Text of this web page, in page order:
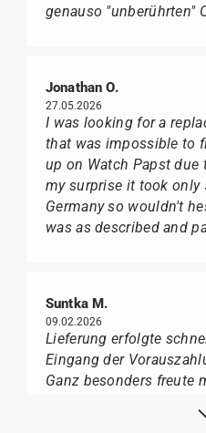
genauso "unberührten"
Jonathan O.
27.05.2026
I was looking for a
that was impossible to
up on Watch Papst due
my surprise it took only
Germany so wouldn't
was as described and
Suntka M.
09.02.2026
Lieferung erfolgte
Eingang der
Ganz besonders freute
geliefert wurde,